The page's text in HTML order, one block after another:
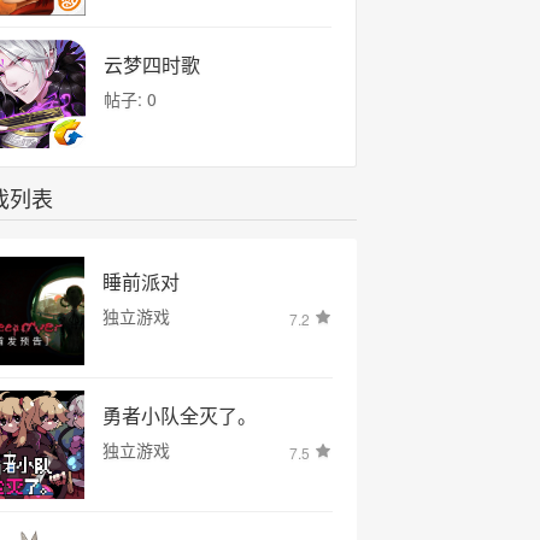
云梦四时歌
帖子: 0
列表
睡前派对
独立游戏 7.2
勇者小队全灭了。
独立游戏 7.5